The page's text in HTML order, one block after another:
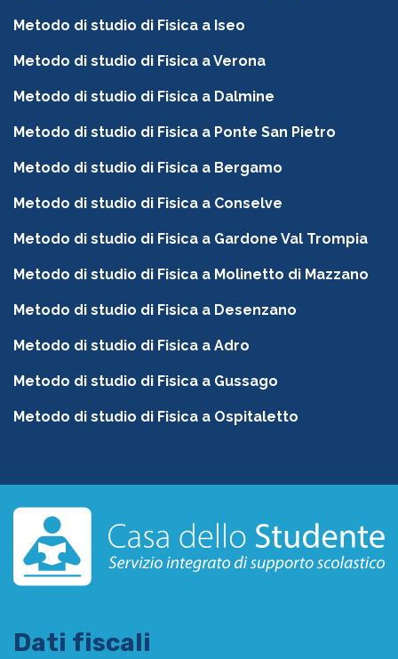
Metodo di studio di Fisica a Iseo
Metodo di studio di Fisica a Verona
Metodo di studio di Fisica a Dalmine
Metodo di studio di Fisica a Ponte San Pietro
Metodo di studio di Fisica a Bergamo
Metodo di studio di Fisica a Conselve
Metodo di studio di Fisica a Gardone Val Trompia
Metodo di studio di Fisica a Molinetto di Mazzano
Metodo di studio di Fisica a Desenzano
Metodo di studio di Fisica a Adro
Metodo di studio di Fisica a Gussago
Metodo di studio di Fisica a Ospitaletto
Dati fiscali